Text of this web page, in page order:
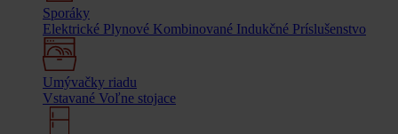
Sporáky
Elektrické Plynové Kombinované Indukčné Príslušenstvo
Umývačky riadu
Vstavané Voľne stojace